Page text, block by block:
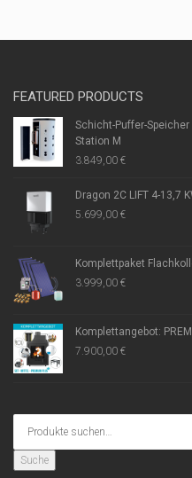
FEATURED PRODUCTS
Schicht-Puffer-
Station M
3.849,00 €
Dragon 2C LIFT 4-13,7
5.699,00 €
Komplettpaket
3.999,00 €
Komplettangebot:
7.900,00 €
Suche